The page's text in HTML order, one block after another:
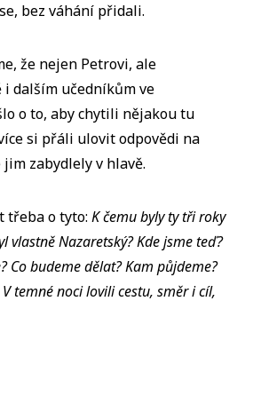
bez váhání přidali.
že nejen Petrovi, ale
i dalším učedníkům ve
o to, aby chytili nějakou tu
si přáli ulovit odpovědi na
zabydlely v hlavě.
třeba o tyto:K čemu byly ty tři roky
vlastně Nazaretský? Kde jsme teď?
Co budeme dělat? Kam půjdeme?
temné noci lovili cestu, směr i cíl,